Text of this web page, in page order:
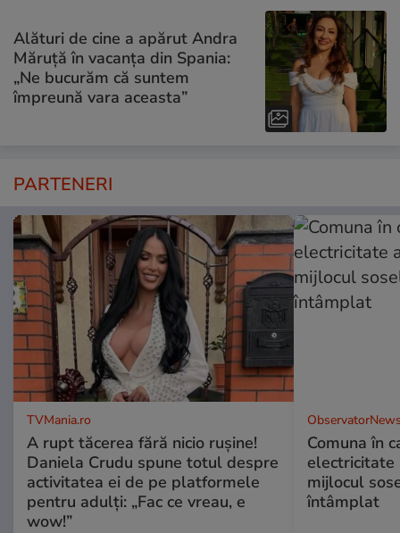
Alături de cine a apărut Andra
Măruță în vacanța din Spania:
„Ne bucurăm că suntem
împreună vara aceasta”
PARTENERI
TVMania.ro
A rupt tăcerea fără nicio rușine!
Daniela Crudu spune totul despre
activitatea ei de pe platformele
pentru adulți: „Fac ce vreau, e
wow!”
Comuna în
electricitate
mijlocul
întâmplat